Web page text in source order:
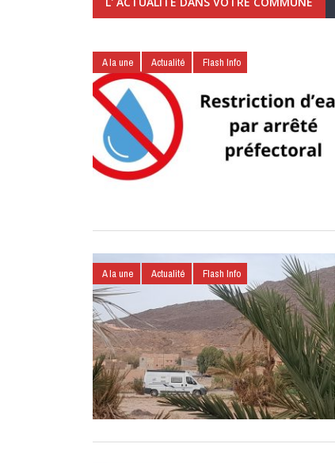
A la une Actualité Flash Info
A la une Actualité Flash Info